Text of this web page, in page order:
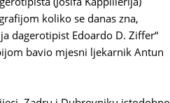
koliko se danas zna,
dagerotipist Edoardo D. Ziffer“
bavio mjesni ljekarnik Antun